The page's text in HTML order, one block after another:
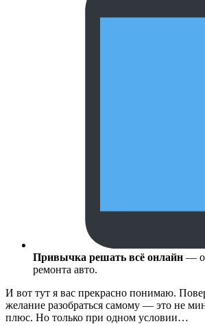
Привычка решать всё онлайн —
ремонта авто.
И вот тут я вас прекрасно понимаю.
желание разобраться самому — это не
плюс. Но только при одном условии…